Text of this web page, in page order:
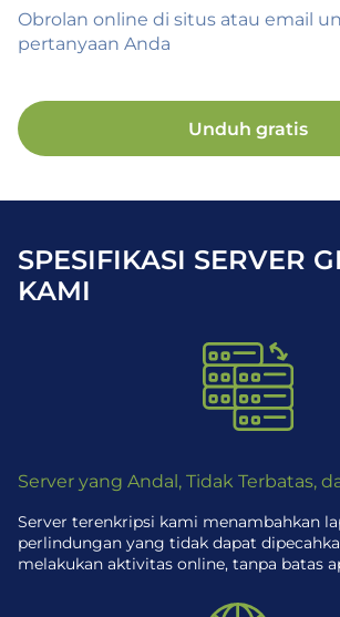
Obrolan online di situs atau email
pertanyaan Anda
Unduh gratis
SPESIFIKASI SERVER
KAMI
Server yang Andal, Tidak Terbatas,
Server terenkripsi kami menambahkan
perlindungan yang tidak dapat
melakukan aktivitas online, tanpa batas